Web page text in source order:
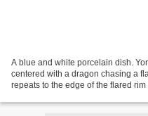
A blue and white porcelain dish.
centered with a dragon chasing a
repeats to the edge of the flared